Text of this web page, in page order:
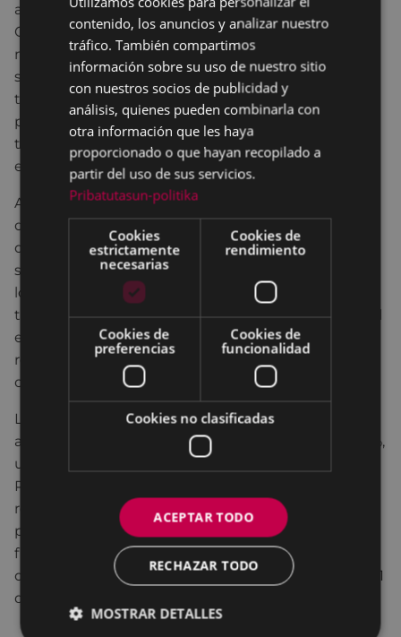
abierto tras su publicación en el Boletín Oficial de
Gipuzkoa, y permanecerá abierto hasta el 25 de
noviembre de este año. Para presentar las
solicitudes, los/as interesados podrán hacerlo a
través de los diversos canales habilitados, tanto
presencialmente en Pegora, electrónicamente a
través de la página web municipal
www.eibar.eus
en los registros de las Administraciones Públicas.
A la solicitud deberán acompañarse una serie de
documentos descritos en la convocatoria, entre los
que figuran el propio modelo de solicitud de
subvención, DNI, NIF o documento equivalente de
los/as solicitantes, nota registral justificativa de la
titularidad del inmueble, fotos del estado actual del
edificio, o presupuestos de los costes de la
redacción del proyecto y de la ejecución de las
obras.
La subvención, en el caso de ser otorgada, se
abonará en tres partes, con un primer pago del 20%,
un segundo del 15%, y un tercero del resto.
Previamente, se deberán justificar los gastos
realizados para formalizar cada uno de los pagos. El
plazo para la ejecución de la obra de derribo
finalizará el día 30 de septiembre de 2023, y el plazo
de presentación de la justificación final acabará el 31
de octubre de 2023.
SPANISH
contenido, los anuncios y analizar nuestro
tráfico. También compartimos
información sobre su uso de nuestro sitio
con nuestros socios de publicidad y
análisis, quienes pueden combinarla con
otra información que les haya
proporcionado o que hayan recopilado a
partir del uso de sus servicios.
Pribatutasun-politika
Cookies
estrictamente
necesarias
Cookies de
rendimiento
Cookies de
preferencias
Cookies de
funcionalidad
Cookies no clasificadas
ACEPTAR TODO
RECHAZAR TODO
MOSTRAR DETALLES